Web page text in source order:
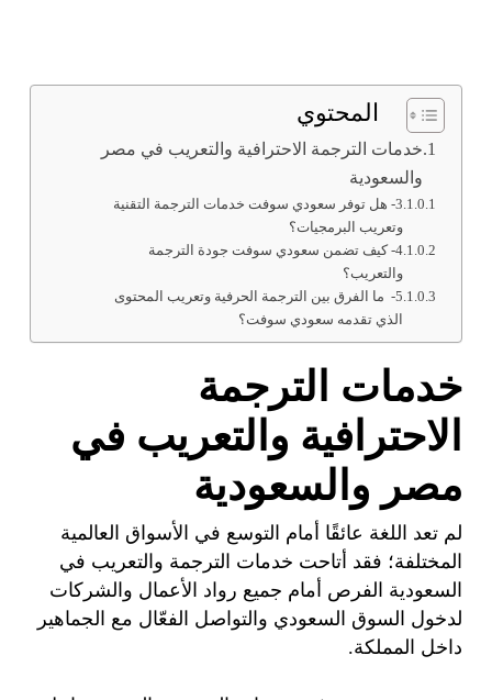
المحتوي
خدمات الترجمة الاحترافية والتعريب في مصر
والسعودية
3- هل توفر سعودي سوفت خدمات الترجمة التقنية
وتعريب البرمجيات؟
4- كيف تضمن سعودي سوفت جودة الترجمة
والتعريب؟
5- ما الفرق بين الترجمة الحرفية وتعريب المحتوى
الذي تقدمه سعودي سوفت؟
خدمات الترجمة
الاحترافية والتعريب في
مصر والسعودية
لم تعد اللغة عائقًا أمام التوسع في الأسواق العالمية
المختلفة؛ فقد أتاحت خدمات الترجمة والتعريب في
السعودية الفرص أمام جميع رواد الأعمال والشركات
لدخول السوق السعودي والتواصل الفعّال مع الجماهير
داخل المملكة.